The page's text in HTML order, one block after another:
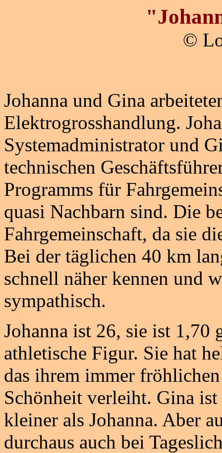
©
Johanna und Gina
Elektrogrosshandlung.
Systemadministrator und
technischen
Programms für
quasi Nachbarn sind. Die
Fahrgemeinschaft, da sie
Bei der täglichen 40 km
schnell näher kennen und
sympathisch.
Johanna ist 26, sie ist 1,70
athletische Figur. Sie hat
das ihrem immer
Schönheit verleiht. Gina
kleiner als Johanna. Aber
durchaus auch bei